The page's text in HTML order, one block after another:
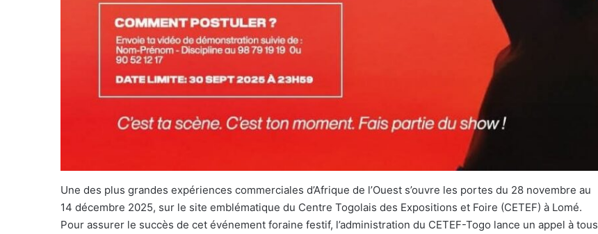
Une des plus grandes expériences commerciales d’Afrique de l’Ouest s’ouvre les portes du 28 novembre au
14 décembre 2025, sur le site emblématique du Centre Togolais des Expositions et Foire (CETEF) à Lomé.
Pour assurer le succès de cet événement foraine festif, l’administration du CETEF-Togo lance un appel à tous